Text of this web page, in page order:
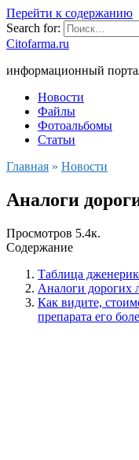
Перейти к содержанию
Search for:
Citofarma.ru
информационный
Новости
Файлы
Фотоальбомы
Статьи
Главная » Новости
Аналоги
Просмотров 5.4к.
Содержание
Таблица
Аналоги дорогих
Как видите,
препарата его